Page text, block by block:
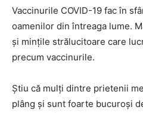
Vaccinurile COVID-19 fac în
oamenilor din întreaga lume.
și mințile strălucitoare care
precum vaccinurile.
Știu că mulți dintre prietenii
plâng și sunt foarte bucuroși